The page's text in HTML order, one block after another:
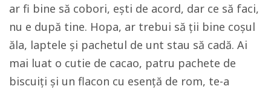
ar fi bine să cobori, ești de acord, dar ce să faci,
nu e după tine. Hopa, ar trebui să ții bine coșul
ăla, laptele și pachetul de unt stau să cadă. Ai
mai luat o cutie de cacao, patru pachete de
biscuiți și un flacon cu esență de rom, te-a